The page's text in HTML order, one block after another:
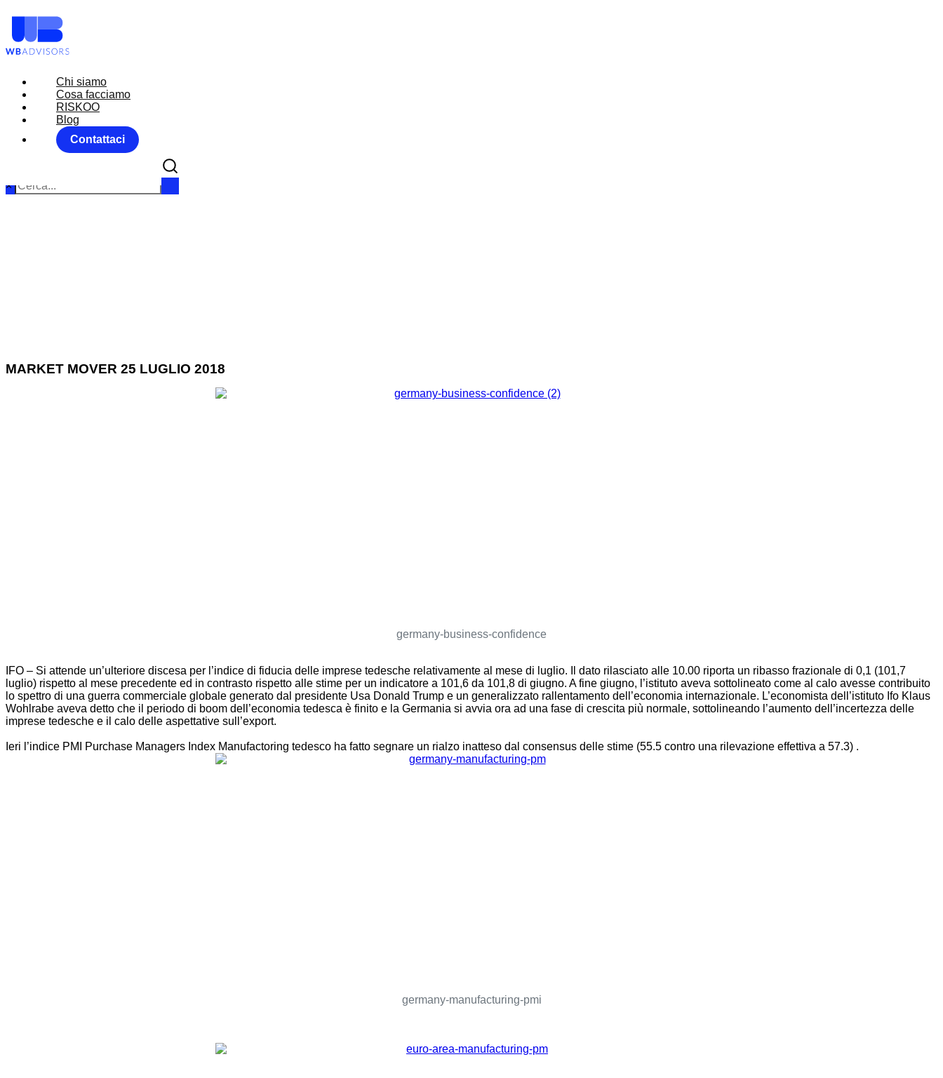
Chi siamo
Cosa facciamo
RISKOO
Blog
Contattaci
Chi siamo
Cosa facciamo
RISKOO
Blog
Contattaci
×
MARKET MOVER 25 LUGLIO 2018
germany-business-confidence
IFO – Si attende un’ulteriore discesa per l’indice di fiducia delle imprese tedesche relativamente al mese di luglio. Il dato rilasciato alle 10.00 riporta un ribasso frazionale di 0,1 (101,7
luglio) rispetto al mese precedente ed in contrasto rispetto alle stime per un indicatore a 101,6 da 101,8 di giugno. A fine giugno, l’istituto aveva sottolineato come al calo avesse contribuito
lo spettro di una guerra commerciale globale generato dal presidente Usa Donald Trump e un generalizzato rallentamento dell’economia internazionale. L’economista dell’istituto Ifo Klaus
Wohlrabe aveva detto che il periodo di boom dell’economia tedesca è finito e la Germania si avvia ora ad una fase di crescita più normale, sottolineando l’aumento dell’incertezza delle
imprese tedesche e il calo delle aspettative sull’export.
Ieri l’indice PMI Purchase Managers Index Manufactoring tedesco ha fatto segnare un rialzo inatteso dal consensus delle stime (55.5 contro una rilevazione effettiva a 57.3) .
germany-manufacturing-pmi